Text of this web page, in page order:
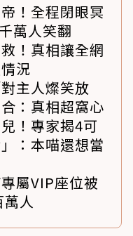
！全程閉眼冥
萬人笑翻
！真相讓全網
況
主人燦笑放
：真相超窩心
！專家揭4可
：本喵還想當
屬VIP座位被
人